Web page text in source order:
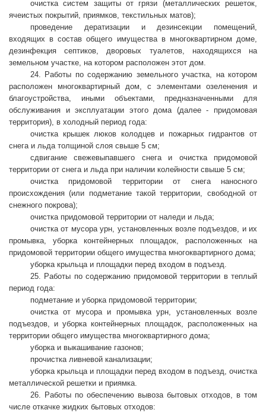
очистка систем защиты от грязи (металлических решеток,
ячеистых покрытий, приямков, текстильных матов);
проведение дератизации и дезинсекции помещений,
входящих в состав общего имущества в многоквартирном доме,
дезинфекция септиков, дворовых туалетов, находящихся на
земельном участке, на котором расположен этот дом.
24. Работы по содержанию земельного участка, на котором
расположен многоквартирный дом, с элементами озеленения и
благоустройства, иными объектами, предназначенными для
обслуживания и эксплуатации этого дома (далее - придомовая
территория), в холодный период года:
очистка крышек люков колодцев и пожарных гидрантов от
снега и льда толщиной слоя свыше 5 см;
сдвигание свежевыпавшего снега и очистка придомовой
территории от снега и льда при наличии колейности свыше 5 см;
очистка придомовой территории от снега наносного
происхождения (или подметание такой территории, свободной от
снежного покрова);
очистка придомовой территории от наледи и льда;
очистка от мусора урн, установленных возле подъездов, и их
промывка, уборка контейнерных площадок, расположенных на
придомовой территории общего имущества многоквартирного дома;
уборка крыльца и площадки перед входом в подъезд.
25. Работы по содержанию придомовой территории в теплый
период года:
подметание и уборка придомовой территории;
очистка от мусора и промывка урн, установленных возле
подъездов, и уборка контейнерных площадок, расположенных на
территории общего имущества многоквартирного дома;
уборка и выкашивание газонов;
прочистка ливневой канализации;
уборка крыльца и площадки перед входом в подъезд, очистка
металлической решетки и приямка.
26. Работы по обеспечению вывоза бытовых отходов, в том
числе откачке жидких бытовых отходов: